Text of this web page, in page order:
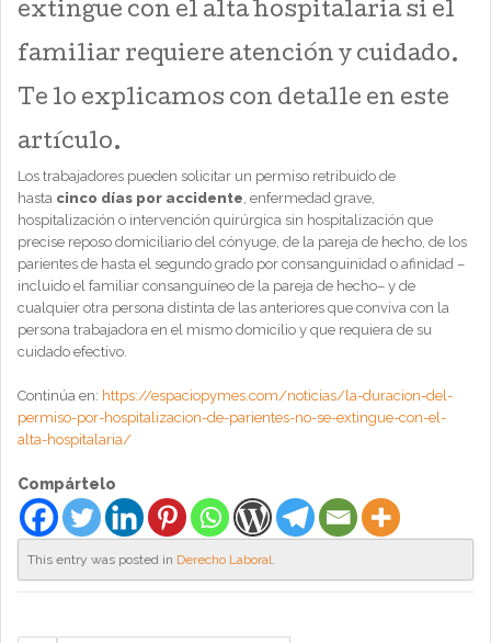
extingue con el alta hospitalaria si el
familiar requiere atención y cuidado.
Te lo explicamos con detalle en este
artículo.
Los trabajadores pueden solicitar un permiso retribuido de
hasta cinco días por accidente, enfermedad grave,
hospitalización o intervención quirúrgica sin hospitalización que
precise reposo domiciliario del cónyuge, de la pareja de hecho, de los
parientes de hasta el segundo grado por consanguinidad o afinidad –
incluido el familiar consanguíneo de la pareja de hecho– y de
cualquier otra persona distinta de las anteriores que conviva con la
persona trabajadora en el mismo domicilio y que requiera de su
cuidado efectivo.
Continúa en: https://espaciopymes.com/noticias/la-duracion-del-
permiso-por-hospitalizacion-de-parientes-no-se-extingue-con-el-
alta-hospitalaria/
Compártelo
This entry was posted in Derecho Laboral.